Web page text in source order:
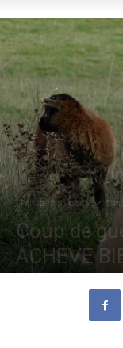
Partage & Solidarité
Coup de
ACHEVE